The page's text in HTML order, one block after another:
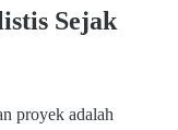
Sejak
proyek adalah